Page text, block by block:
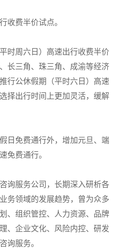
收费半价试点。
时周六日）高速出行收费半价
长三角、珠三角、成渝等经济
行公休假期（平时六日）高速
择出行时间上更加灵活，缓解
日免费通行外，增加元旦、端
免费通行。
询服务公司，长期深入研析各
务领域的发展趋势，曾为众多
、组织管控、人力资源、品牌
、企业文化、风险内控、研发
询服务。